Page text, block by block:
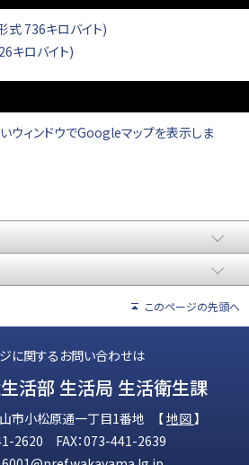
式 736キロバイト)
キロバイト)
ウィンドウでGoogleマップを表示しま
このページの先頭へ
に関するお問い合わせは
活部 生活局 生活衛生課
市小松原通一丁目1番地 【地図】
2620 FAX：073-441-2639